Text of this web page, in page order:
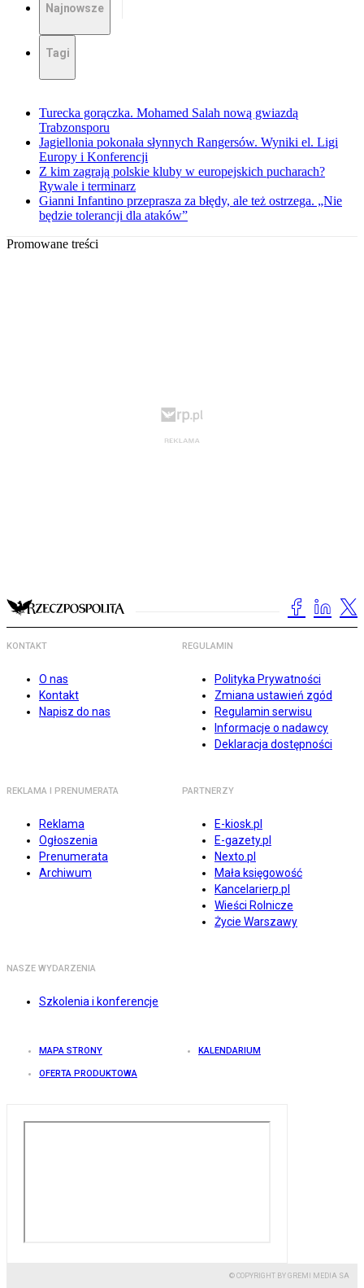
Najnowsze
Tagi
Turecka gorączka. Mohamed Salah nową gwiazdą
Trabzonsporu
Jagiellonia pokonała słynnych Rangersów. Wyniki el. Ligi
Europy i Konferencji
Z kim zagrają polskie kluby w europejskich pucharach?
Rywale i terminarz
Gianni Infantino przeprasza za błędy, ale też ostrzega. „Nie
będzie tolerancji dla ataków”
Promowane treści
KONTAKT
O nas
Kontakt
Napisz do nas
REGULAMIN
Polityka Prywatności
Zmiana ustawień zgód
Regulamin serwisu
Informacje o nadawcy
Deklaracja dostępności
REKLAMA I PRENUMERATA
Reklama
Ogłoszenia
Prenumerata
Archiwum
PARTNERZY
E-kiosk.pl
E-gazety.pl
Nexto.pl
Mała księgowość
Kancelarierp.pl
Wieści Rolnicze
Życie Warszawy
NASZE WYDARZENIA
Szkolenia i konferencje
MAPA STRONY KALENDARIUM
OFERTA PRODUKTOWA
© COPYRIGHT BY GREMI MEDIA SA